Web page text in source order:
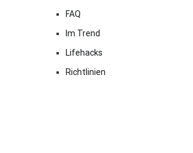
FAQ
Im Trend
Lifehacks
Richtlinien